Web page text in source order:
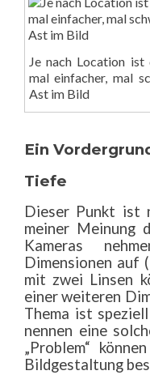
Je nach Location ist
mal einfacher, mal
Ast im Bild
Ein
Tiefe
Dieser Punkt ist
meiner Meinung
Kameras
Dimensionen auf
mit zwei Linsen
einer weiteren
Thema ist
nennen eine
„Problem“
Bildgestaltung